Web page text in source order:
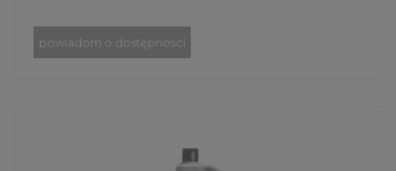
powiadom o dostępności